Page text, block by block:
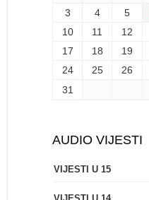
3
4 5
10
11 12
17
18 19
24
25 26
31
AUDIO VIJESTI
VIJESTI U 15